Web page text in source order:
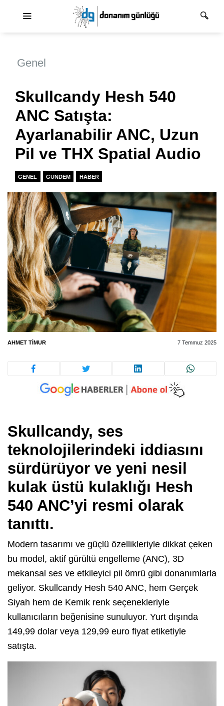
Genel
Skullcandy Hesh 540
ANC Satışta:
Ayarlanabilir ANC, Uzun
Pil ve THX Spatial Audio
GENEL GUNDEM HABER
AHMET TIMUR 7 Temmuz 2025
Skullcandy, ses
teknolojilerindeki iddiasını
sürdürüyor ve yeni nesil
kulak üstü kulaklığı Hesh
540 ANC’yi resmi olarak
tanıttı.
Modern tasarımı ve güçlü özellikleriyle dikkat çeken
bu model, aktif gürültü engelleme (ANC), 3D
mekansal ses ve etkileyici pil ömrü gibi donanımlarla
geliyor. Skullcandy Hesh 540 ANC, hem Gerçek
Siyah hem de Kemik renk seçenekleriyle
kullanıcıların beğenisine sunuluyor. Yurt dışında
149,99 dolar veya 129,99 euro fiyat etiketiyle
satışta.